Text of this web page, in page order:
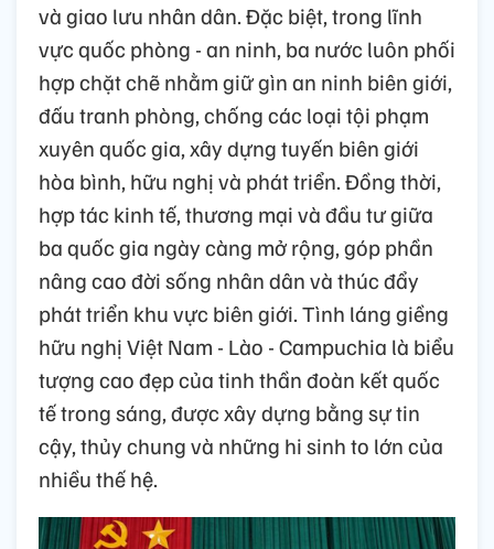
và giao lưu nhân dân. Đặc biệt, trong lĩnh
vực quốc phòng - an ninh, ba nước luôn phối
hợp chặt chẽ nhằm giữ gìn an ninh biên giới,
đấu tranh phòng, chống các loại tội phạm
xuyên quốc gia, xây dựng tuyến biên giới
hòa bình, hữu nghị và phát triển. Đồng thời,
hợp tác kinh tế, thương mại và đầu tư giữa
ba quốc gia ngày càng mở rộng, góp phần
nâng cao đời sống nhân dân và thúc đẩy
phát triển khu vực biên giới. Tình láng giềng
hữu nghị Việt Nam - Lào - Campuchia là biểu
tượng cao đẹp của tinh thần đoàn kết quốc
tế trong sáng, được xây dựng bằng sự tin
cậy, thủy chung và những hi sinh to lớn của
nhiều thế hệ.